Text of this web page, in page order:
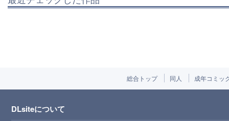
総合トップ 同人 成年コミッ
DLsiteについて